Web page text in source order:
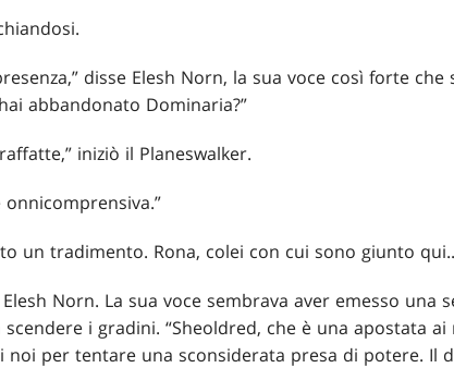
disse Elesh Norn, la sua voce così forte
abbandonato Dominaria?”
iniziò il Planeswalker.
un tradimento. Rona, colei con cui sono giunto
Norn. La sua voce sembrava aver emesso una
i gradini. “Sheoldred, che è una apostata
per tentare una sconsiderata presa di potere. Il